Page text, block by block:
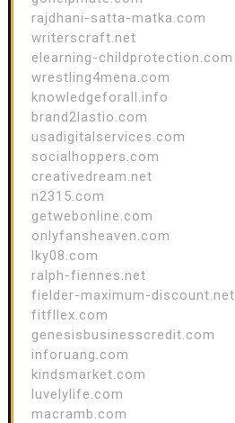
rajdhani-satta-matka.com
writerscraft.net
elearning-childprotection.com
wrestling4mena.com
knowledgeforall.info
brand2lastio.com
usadigitalservices.com
socialhoppers.com
creativedream.net
n2315.com
getwebonline.com
onlyfansheaven.com
lky08.com
ralph-fiennes.net
fielder-maximum-discount.net
fitfllex.com
genesisbusinesscredit.com
inforuang.com
kindsmarket.com
luvelylife.com
macramb.com